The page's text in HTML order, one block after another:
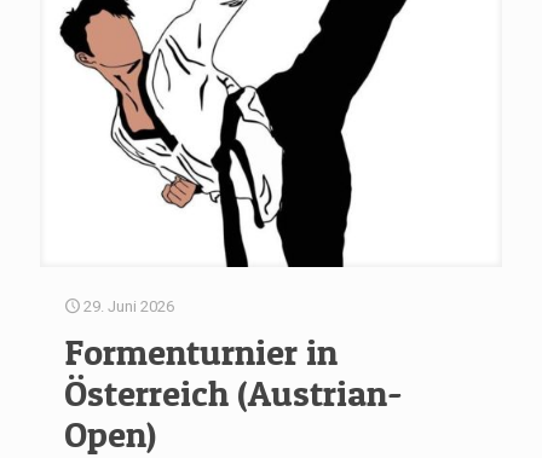
29. Juni 2026
Formenturnier in
Österreich (Austrian-
Open)